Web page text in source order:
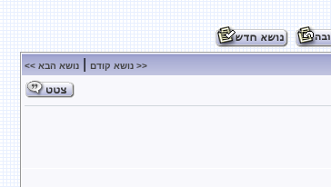
<< נושא קודם |נושא הבא >>